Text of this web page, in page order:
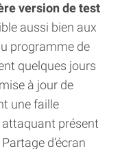
version de test
aussi bien aux
programme de
quelques jours
à jour de
une faille
présent
d’écran